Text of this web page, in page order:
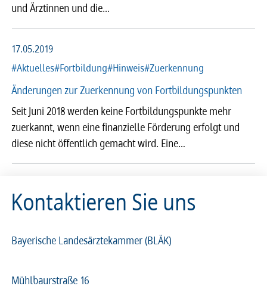
und Ärztinnen und die…
17.05.2019
#Aktuelles#Fortbildung#Hinweis#Zuerkennung
Änderungen zur Zuerkennung von Fortbildungspunkten
Seit Juni 2018 werden keine Fortbildungspunkte mehr
zuerkannt, wenn eine finanzielle Förderung erfolgt und
diese nicht öffentlich gemacht wird. Eine…
Kontaktieren Sie uns
Bayerische Landesärztekammer (BLÄK)
Mühlbaurstraße 16